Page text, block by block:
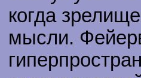
когда
мысли.